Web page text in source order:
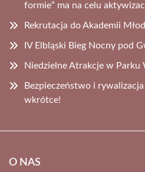
formie” ma na celu
Rekrutacja do Akademii
IV Elbląski Bieg Nocny pod
Niedzielne Atrakcje w Parku
Bezpieczeństwo i
wkrótce!
O NAS